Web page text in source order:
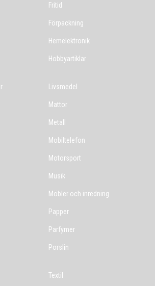
Fritid
Förpackning
Hemelektronik
Hobbyartiklar
Livsmedel
Mattor
Metall
Mobiltelefon
Motorsport
Musik
Möbler och inredning
Papper
Parfymer
Porslin
Textil